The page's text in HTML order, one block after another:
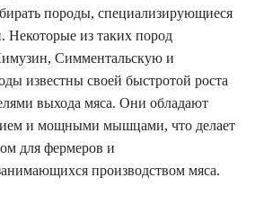
породы, специализирующиеся
Некоторые из таких пород
Симментальскую и
известны своей быстротой роста
выхода мяса. Они обладают
и мощными мышцами, что делает
для фермеров и
производством мяса.